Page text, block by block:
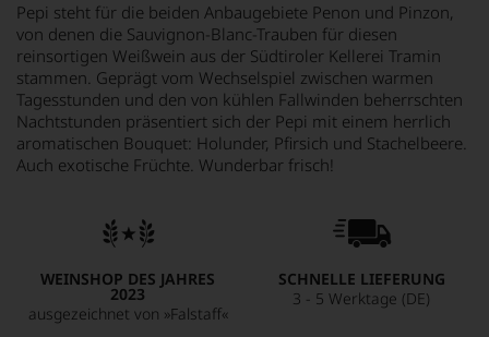
Pepi steht für die beiden Anbaugebiete Penon und Pinzon,
von denen die Sauvignon-Blanc-Trauben für diesen
reinsortigen Weißwein aus der Südtiroler Kellerei Tramin
stammen. Geprägt vom Wechselspiel zwischen warmen
Tagesstunden und den von kühlen Fallwinden beherrschten
Nachtstunden präsentiert sich der Pepi mit einem herrlich
aromatischen Bouquet: Holunder, Pfirsich und Stachelbeere.
Auch exotische Früchte. Wunderbar frisch!
WEINSHOP DES JAHRES
2023
ausgezeichnet von »Falstaff«
SCHNELLE LIEFERUNG
3 - 5 Werktage (DE)